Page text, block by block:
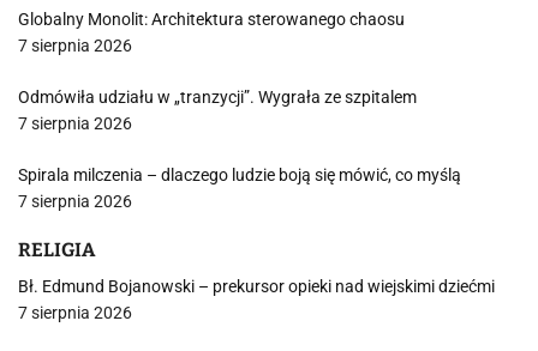
Globalny Monolit: Architektura sterowanego chaosu
7 sierpnia 2026
Odmówiła udziału w „tranzycji”. Wygrała ze szpitalem
7 sierpnia 2026
Spirala milczenia – dlaczego ludzie boją się mówić, co myślą
7 sierpnia 2026
RELIGIA
Bł. Edmund Bojanowski – prekursor opieki nad wiejskimi dziećmi
7 sierpnia 2026